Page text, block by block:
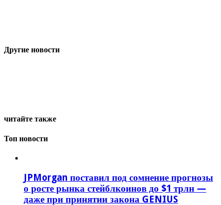
Другие новости
читайте также
Топ новости
JPMorgan поставил под сомнение прогнозы
о росте рынка стейблкоинов до $1 трлн —
даже при принятии закона GENIUS